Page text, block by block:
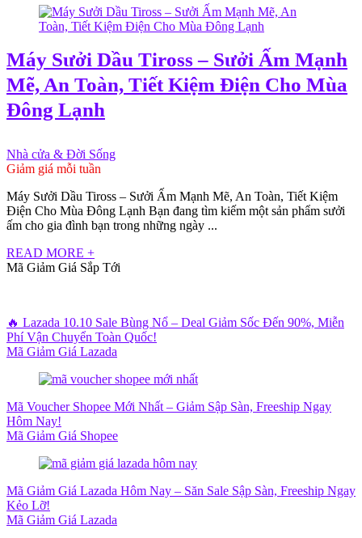
Máy Sưởi Dầu Tiross – Sưởi Ấm Mạnh
Mẽ, An Toàn, Tiết Kiệm Điện Cho Mùa
Đông Lạnh
Nhà cửa & Đời Sống
Giảm giá mỗi tuần
Máy Sưởi Dầu Tiross – Sưởi Ấm Mạnh Mẽ, An Toàn, Tiết Kiệm
Điện Cho Mùa Đông Lạnh Bạn đang tìm kiếm một sản phẩm sưởi
ấm cho gia đình bạn trong những ngày ...
READ MORE +
Mã Giảm Giá Sắp Tới
🔥 Lazada 10.10 Sale Bùng Nổ – Deal Giảm Sốc Đến 90%, Miễn
Phí Vận Chuyển Toàn Quốc!
Mã Giảm Giá Lazada
Mã Voucher Shopee Mới Nhất – Giảm Sập Sàn, Freeship Ngay
Hôm Nay!
Mã Giảm Giá Shopee
Mã Giảm Giá Lazada Hôm Nay – Săn Sale Sập Sàn, Freeship Ngay
Kẻo Lỡ!
Mã Giảm Giá Lazada